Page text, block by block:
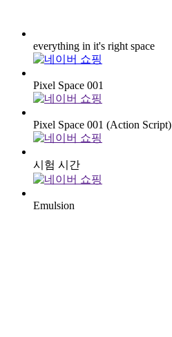
everything in it's right space
Pixel Space 001
Pixel Space 001 (Action Script)
시험 시간
Emulsion